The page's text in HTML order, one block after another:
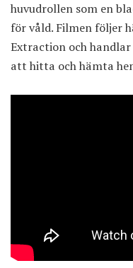
huvudrollen som en
för våld. Filmen följer
Extraction och
att hitta och hämta